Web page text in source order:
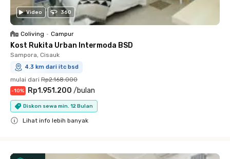
Video 360
Coliving • Campur
Kost Rukita Urban Intermoda BSD
Sampora, Cisauk
4.3 km dari itc bsd
mulai dari Rp2.168.000
-10% Rp1.951.200 /bulan
Diskon sewa min. 12 Bulan
Lihat info lebih banyak